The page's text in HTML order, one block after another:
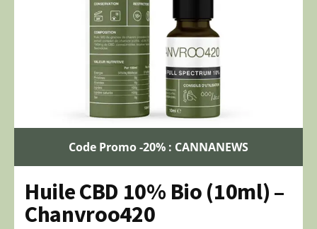
Code Promo -20% : CANNANEWS
Huile CBD 10% Bio (10ml) –
Chanvroo420